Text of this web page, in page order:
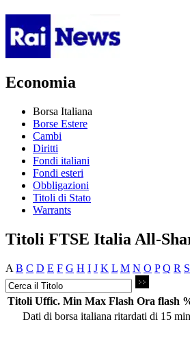
Economia
Borsa Italiana
Borse Estere
Cambi
Diritti
Fondi italiani
Fondi esteri
Obbligazioni
Titoli di Stato
Warrants
Titoli FTSE Italia All-
A B C D E F G H I J K L M N O P Q R S
Titoli Uffic. Min Max Flash Ora flash
Dati di borsa italiana ritardati di 15